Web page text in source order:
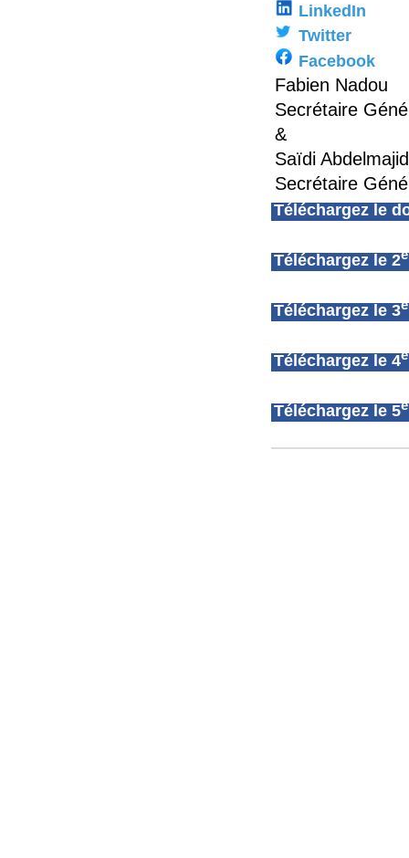
LinkedIn
Twitter
Facebook
Fabien Nadou
Secrétaire
&
Saïdi Abdelmajid
Secrétaire
Téléchargez le
Téléchargez le 2
Téléchargez le 3
Téléchargez le 4
Téléchargez le 5